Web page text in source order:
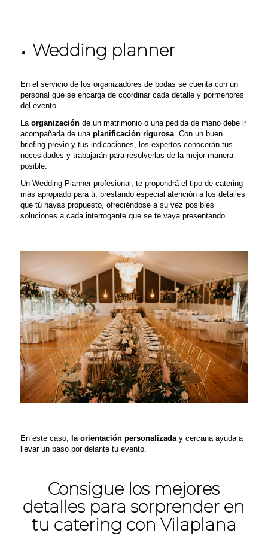
Wedding planner
En el servicio de los organizadores de bodas se cuenta con un
personal que se encarga de coordinar cada detalle y pormenores
del evento.
La organizaciónde un matrimonio o una pedida de manodebe ir
acompañada de una planificación rigurosa. Con un buen
briefing previo y tus indicaciones, los expertos conocerán tus
necesidades y trabajarán para resolverlas de la mejor manera
posible.
Un Wedding Planner profesional , te propondrá el tipo de catering
más apropiado para ti, prestando especial atención a los detalles
que tú hayas propuesto, ofreciéndose a su vez posibles
soluciones a cada interrogante que se te vaya presentando.
En este caso, la orientación personalizaday cercana ayuda a
llevar un paso por delante tu evento.
Consigue los mejores
detalles para sorprender en
tu catering con Vilaplana